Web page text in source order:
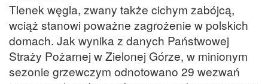
Tlenek węgla, zwany także cichym zabójcą,
wciąż stanowi poważne zagrożenie w polskich
domach. Jak wynika z danych Państwowej
Straży Pożarnej w Zielonej Górze, w minionym
sezonie grzewczym odnotowano 29 wezwań